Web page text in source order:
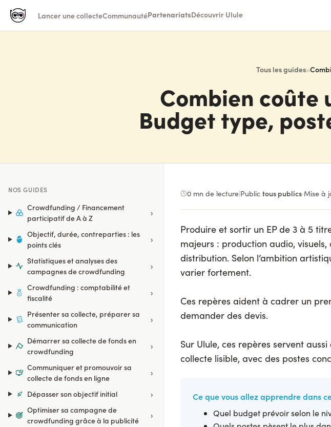
Lancer une collecteCommunautéPartenariatsDécouvrir Ulule
Tous les guides››
Combien coûte
Budget type,
NOS GUIDES
Crowdfunding / Financement
participatif de A à Z
›
Objectif, durée, contreparties : les
points clés
›
Statistiques et analyses des
campagnes de crowdfunding
›
Crowdfunding : comptabilité et
fiscalité
›
Présenter sa collecte, préparer sa
communication
›
Démarrer sa collecte de fonds en
crowdfunding
›
Communiquer et promouvoir sa
collecte de fonds en ligne
›
Dépasser son objectif initial
›
Optimiser sa campagne de
crowdfunding grâce à la publicité
›
0 mn de lecture|Public :tous publics·Mise à
Produire et sortir un EP de 3 à 5
majeurs : production audio,
distribution. Selon l’ambition
varier fortement.
Ces repères aident à cadrer un
demander des devis.
Sur Ulule, ces repères servent
collecte lisible, avec des postes
Ce que vous allez apprendre dans
Quel budget prévoir selon le